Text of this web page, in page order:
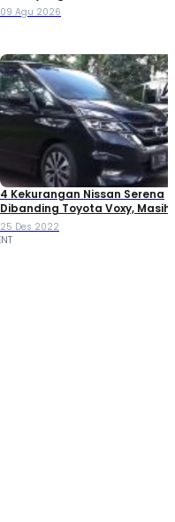
09 Agu 2026
4 Kekurangan Nissan Serena
Dibanding Toyota Voxy, Masih
Beli?
25 Des 2022